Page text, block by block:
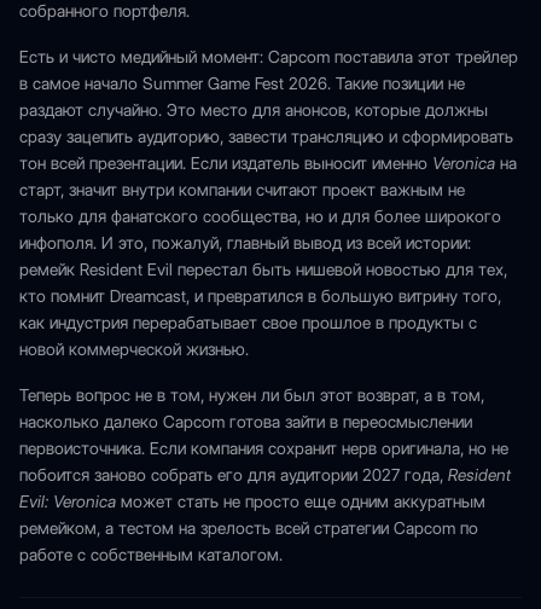
собранного портфеля.
Есть и чисто медийный момент: Capcom поставила этот трейлер
в самое начало Summer Game Fest 2026. Такие позиции не
раздают случайно. Это место для анонсов, которые должны
сразу зацепить аудиторию, завести трансляцию и сформировать
тон всей презентации. Если издатель выносит именно Veronica на
старт, значит внутри компании считают проект важным не
только для фанатского сообщества, но и для более широкого
инфополя. И это, пожалуй, главный вывод из всей истории:
ремейк Resident Evil перестал быть нишевой новостью для тех,
кто помнит Dreamcast, и превратился в большую витрину того,
как индустрия перерабатывает свое прошлое в продукты с
новой коммерческой жизнью.
Теперь вопрос не в том, нужен ли был этот возврат, а в том,
насколько далеко Capcom готова зайти в переосмыслении
первоисточника. Если компания сохранит нерв оригинала, но не
побоится заново собрать его для аудитории 2027 года, Resident
Evil: Veronica может стать не просто еще одним аккуратным
ремейком, а тестом на зрелость всей стратегии Capcom по
работе с собственным каталогом.